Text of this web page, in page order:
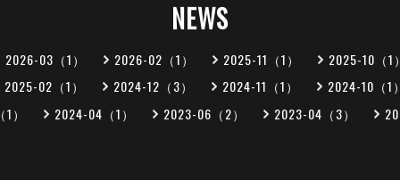
NEWS
2026-03（1） 2026-02（1） 2025-11（1）
2025-10（1
2025-02（1）
2024-12（3） 2024-11（1）
2024-10（1
）
2024-04（1） 2023-06（2） 2023-04（3）